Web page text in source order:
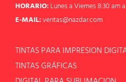
HORARIO: Lunes a Viernes 8:30 am
E-MAIL:ventas@nazdar.com
TINTAS PARA IMPRESION
TINTAS GRÁFICAS